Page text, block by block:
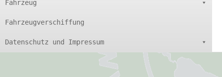
Fahrzeug
Fahrzeugverschiffung
Datenschutz und Impressum